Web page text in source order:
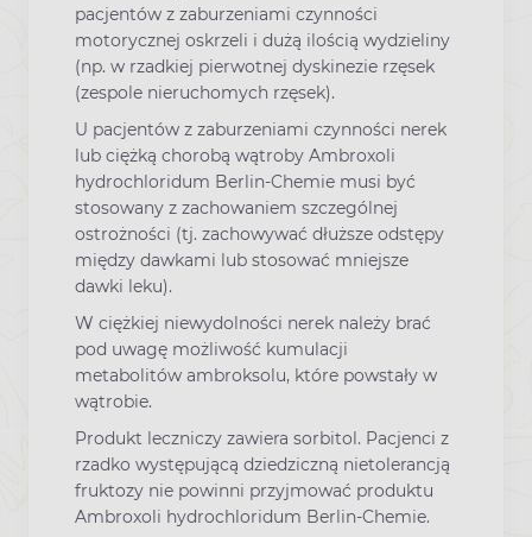
pacjentów z zaburzeniami czynności
motorycznej oskrzeli i dużą ilością wydzieliny
(np. w rzadkiej pierwotnej dyskinezie rzęsek
(zespole nieruchomych rzęsek).
U pacjentów z zaburzeniami czynności nerek
lub ciężką chorobą wątroby Ambroxoli
hydrochloridum Berlin-Chemie musi być
stosowany z zachowaniem szczególnej
ostrożności (tj. zachowywać dłuższe odstępy
między dawkami lub stosować mniejsze
dawki leku).
W ciężkiej niewydolności nerek należy brać
pod uwagę możliwość kumulacji
metabolitów ambroksolu, które powstały w
wątrobie.
Produkt leczniczy zawiera sorbitol. Pacjenci z
rzadko występującą dziedziczną nietolerancją
fruktozy nie powinni przyjmować produktu
Ambroxoli hydrochloridum Berlin-Chemie.